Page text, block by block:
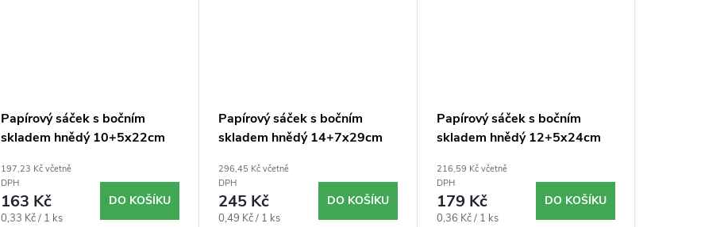
Papírový sáček s bočním
skladem hnědý 10+5x22cm
197,23 Kč včetně
DPH
163 Kč
Měrná
0,33 Kč / 1 ks
DO KOŠÍKU
Papírový sáček s bočním
skladem hnědý 14+7x29cm
296,45 Kč včetně
DPH
245 Kč
Měrná
0,49 Kč / 1 ks
DO KOŠÍKU
Papírový sáček s bočním
skladem hnědý 12+5x24cm
216,59 Kč včetně
DPH
179 Kč
Měrná
0,36 Kč / 1 ks
DO KOŠÍKU